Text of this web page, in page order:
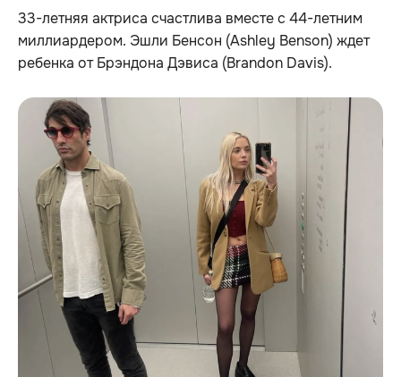
33-летняя актриса счастлива вместе с 44-летним
миллиардером. Эшли Бенсон (Ashley Benson) ждет
ребенка от Брэндона Дэвиса (Brandon Davis).